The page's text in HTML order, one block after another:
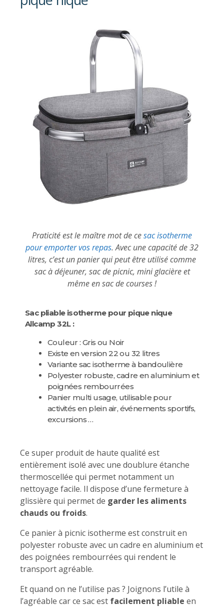
Praticité est le maître mot de cesac isotherme
pour emporter vos repas. Avec une capacité de 32
litres, c’est un panier qui peut être utilisé comme
sac à déjeuner, sac de picnic, mini glacière et
même en sac de courses !
Sac pliable isotherme pour pique nique
Allcamp 32L :
Couleur : Gris ou Noir
Existe en version 22 ou 32 litres
Variante sac isotherme à bandoulière
Polyester robuste, cadre en aluminium et
poignées rembourrées
Panier multi usage, utilisable pour
activités en plein air, événements sportifs,
excursions …
Ce super produit de haute qualité est
entièrement isolé avec une doublure étanche
thermoscellée qui permet notamment un
nettoyage facile. Il dispose d’une fermeture à
glissière qui permet de garder les aliments
chauds ou froids.
Ce panier à picnic isotherme est construit en
polyester robuste avec un cadre en aluminium et
des poignées rembourrées qui rendent le
transport agréable.
Et quand on ne l’utilise pas ? Joignons l’utile à
l’agréable car ce sac est facilement pliable en